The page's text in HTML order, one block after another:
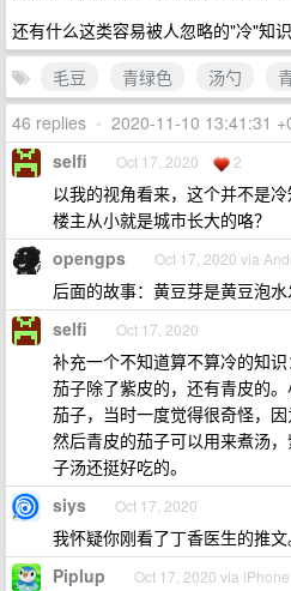
还有什么这类容易被人忽略的"冷"知识
毛豆
青绿色 汤勺
46 replies • 2020-11-10 13:41:31
selfi Oct 17, 2020 2
以我的视角看来，这个并不是冷
楼主从小就是城市长大的咯？
opengps Oct 17, 2020 via
后面的故事：黄豆芽是黄豆泡水
selfi Oct 17, 2020
补充一个不知道算不算冷的知识
茄子除了紫皮的，还有青皮的
茄子，当时一度觉得很奇怪，因
然后青皮的茄子可以用来煮汤
子汤还挺好吃的。
siys Oct 17, 2020
我怀疑你刚看了丁香医生的推文
Piplup Oct 17, 2020 via iPhone